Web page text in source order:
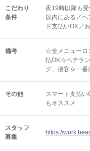
こだわり
条件
夜19時以降も
以内にある／
ド支払いOK／
備考
☆全メニューロ
払OK☆ベテラ
グ、接客を一番
その他 スマート支払い
もオススメ
スタッフ
募集
https://